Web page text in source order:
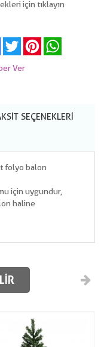
için tıklayın
Facebook
Twitter Pinterest
Ver
SEÇENEKLERI
folyo balon
için uygundur,
haline